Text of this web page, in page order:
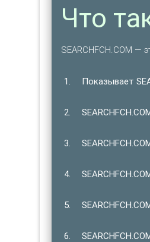
Что
SEARCHFCH.COM
Показывает